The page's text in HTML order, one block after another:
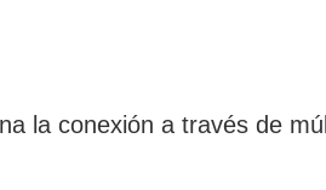
la conexión a través de